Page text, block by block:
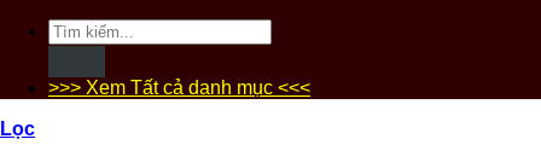
Tìm
kiếm:
>>> Xem Tất cả danh mục <<<
Lọc